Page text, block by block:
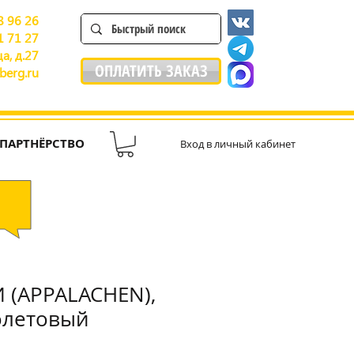
ОПЛАТИТЬ ЗАКАЗ
96 26
71 27
д.27
ПАРТНЁРСТВО Вход в личный кабинет